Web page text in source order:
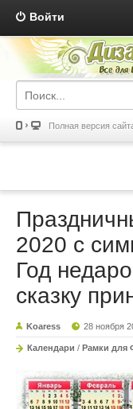
Войти
Полная версия
2020 с
Год
сказку
Koaress 28 ноября
Календари / Рамки для